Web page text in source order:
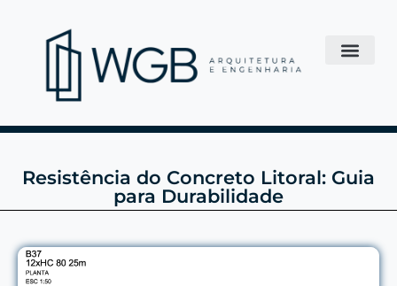
Resistência do Concreto Litoral: Guia
para Durabilidade